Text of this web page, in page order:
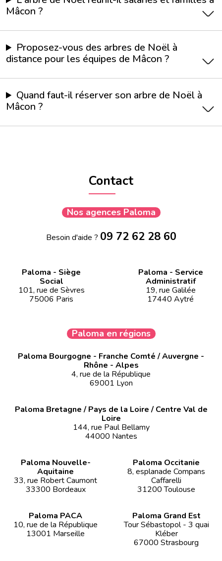
Mâcon ?
Proposez-vous des arbres de Noël à
distance pour les équipes de Mâcon ?
Quand faut-il réserver son arbre de Noël à
Mâcon ?
Contact
Nos agences Paloma
Besoin d'aide ? 09 72 62 28 60
Paloma - Siège
Social
101, rue de Sèvres
75006 Paris
Paloma - Service
Administratif
19, rue Galilée
17440 Aytré
Paloma en régions
Paloma Bourgogne - Franche Comté / Auvergne -
Rhône - Alpes
4, rue de la République
69001 Lyon
Paloma Bretagne / Pays de la Loire / Centre Val de
Loire
144, rue Paul Bellamy
44000 Nantes
Paloma Nouvelle-
Aquitaine
33, rue Robert Caumont
33300 Bordeaux
Paloma Occitanie
8, esplanade Compans
Caffarelli
31200 Toulouse
Paloma PACA
10, rue de la République
13001 Marseille
Paloma Grand Est
Tour Sébastopol - 3 quai
Kléber
67000 Strasbourg